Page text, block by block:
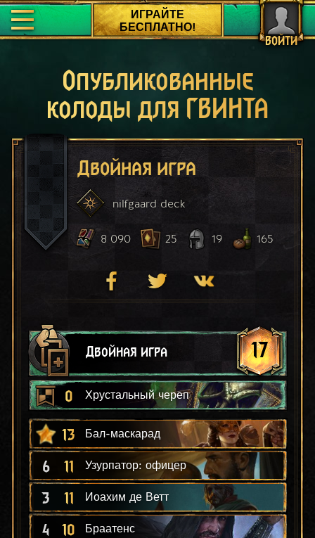
ВОЙТИ
ИГРАЙТЕ
БЕСПЛАТНО!
Опубликованные
колоды для ГВИНТА
Двойная игра
nilfgaard deck
8 090 25 19 165
Двойная игра 17
0 Хрустальный череп
13 Бал-маскарад
6 11 Узурпатор: офицер
3 11 Иоахим де Ветт
4 10 Браатенс